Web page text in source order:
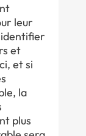
leur
identifier
et
et si
la
plus